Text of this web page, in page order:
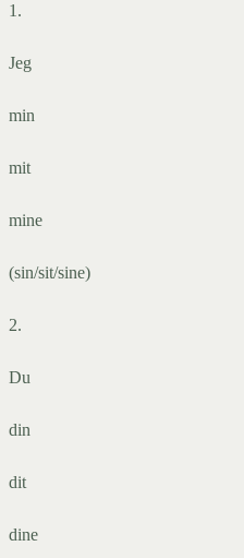
1.
Jeg
min
mit
mine
(sin/sit/sine)
2.
Du
din
dit
dine